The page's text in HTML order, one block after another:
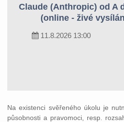
Claude (Anthropic) od A
(online - živé
11.8.2026 13:00
Na existenci svěřeného úkolu je
působnosti a pravomoci, resp.